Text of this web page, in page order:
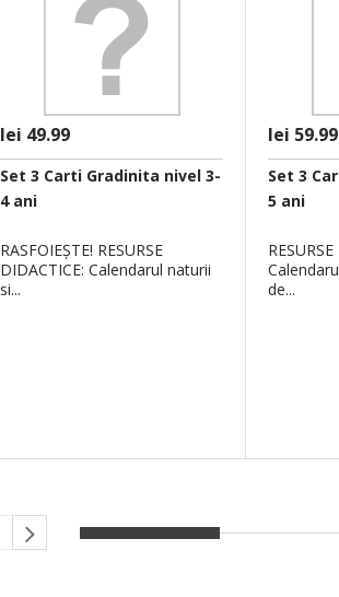
lei 49.99
Set 3 Carti Gradinita nivel 3-
4 ani
RASFOIEŞTE! RESURSE
DIDACTICE: Calendarul naturii
si...
lei 59.99
Set 3
5 ani
de...